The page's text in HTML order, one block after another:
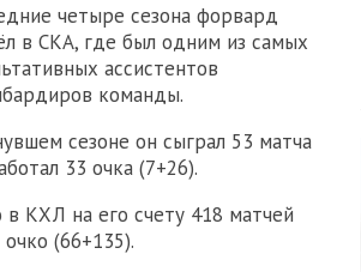
четыре сезона форвард
в СКА, где был одним из самых
ассистентов
команды.
сезоне он сыграл 53 матча
33 очка (7+26).
в КХЛ на его счету 418 матчей
(66+135).